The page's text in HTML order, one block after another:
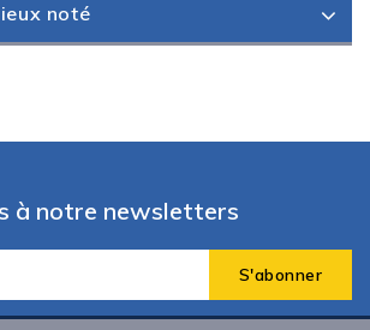
noté
à notre newsletters